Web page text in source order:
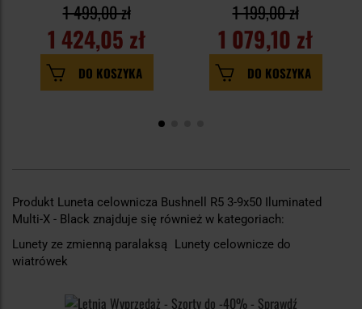
1 424,05 zł
1 499,00 zł
DO KOSZYKA
1 079,10 zł
1 199,00 zł
DO KOSZYKA
Produkt Luneta celownicza Bushnell R5 3-9x50 Iluminated
Multi-X - Black znajduje się również w kategoriach:
Lunety ze zmienną paralaksą
Lunety celownicze do
wiatrówek